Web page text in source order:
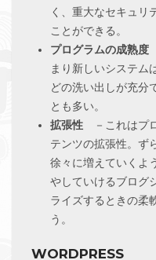
く、重大なセキュリ
ことができる。
プログラムの成熟度
まり新しいシステム
どの洗い出しが充分
とも多い。
拡張性 －これはプ
テンツの拡張性。ず
徐々に増えていくよ
やしていけるブログ
ライズするときの柔
う。
WORDPRESS